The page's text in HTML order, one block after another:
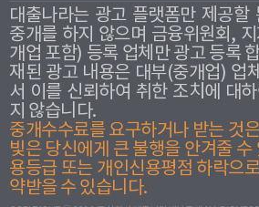
대출나라는 광고 플랫폼만 제공할
중개를 하지 않으며 금융위원회,
개업 포함) 등록 업체만 광고 등록
재된 광고 내용은 대부(중개업) 업
서 이를 신뢰하여 취한 조치에 대
지 않습니다.
중개수수료를 요구하거나 받는 것
빛은 당신에게 큰 불행을 안겨줄 수
용등급 또는 개인신용평점 하락으
약받을 수 있습니다.